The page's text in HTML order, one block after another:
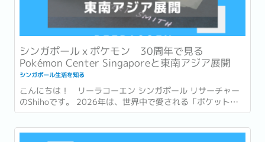
シンガポールｘポケモン 30周年で見る
Pokémon Center Singaporeと東南アジア展開
シンガポール生活を知る
こんにちは！ リーラコーエン シンガポール リサーチャー
のShihoです。 2026年は、世界中で愛される「ポケットモ
ンスター (ポケモン)」が誕生して30周年という節目の年で
す。 ゲームやアニメ、カードゲームなど、幅広い世代に親し
まれ、日本を代表するコンテンツの一つとなったポケモ